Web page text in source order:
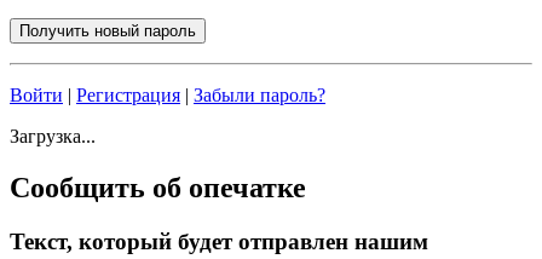
Войти | Регистрация | Забыли пароль?
Загрузка...
Сообщить об опечатке
Текст, который будет отправлен нашим